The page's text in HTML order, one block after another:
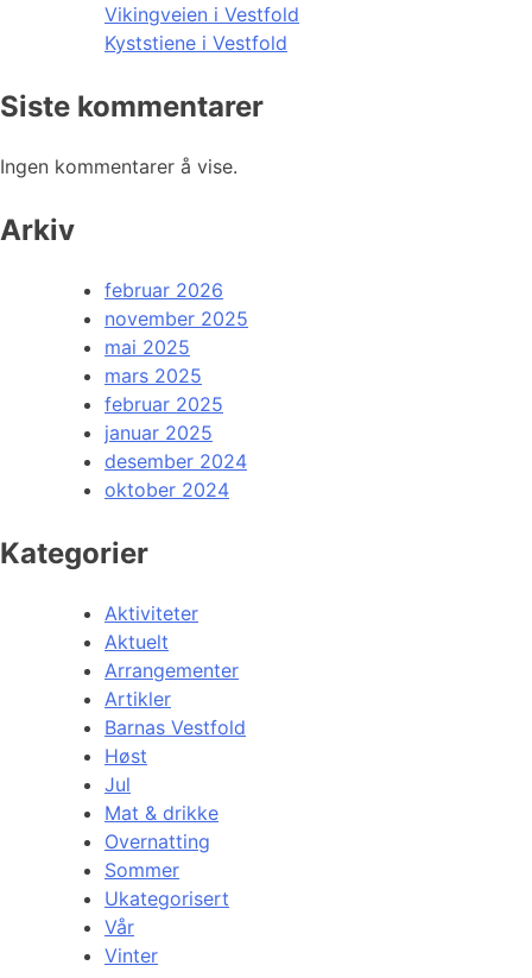
Vikingveien i Vestfold
Kyststiene i Vestfold
Siste kommentarer
Ingen kommentarer å vise.
Arkiv
februar 2026
november 2025
mai 2025
mars 2025
februar 2025
januar 2025
desember 2024
oktober 2024
Kategorier
Aktiviteter
Aktuelt
Arrangementer
Artikler
Barnas Vestfold
Høst
Jul
Mat & drikke
Overnatting
Sommer
Ukategorisert
Vår
Vinter